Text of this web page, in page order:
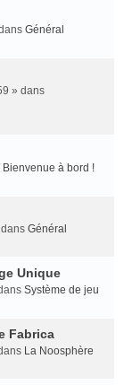
Général
» dans
Bienvenue à bord !
Général
Unique
Système de jeu
Fabrica
La Noosphère